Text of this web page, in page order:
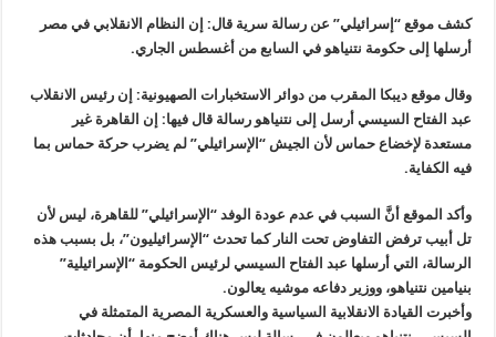
كشف موقع “إسرائيلي” عن رسالة سرية قال: إن النظام الانقلابي في مصر
أرسلها إلى حكومة نتنياهو في السابع من أغسطس الجاري.
وقال موقع ديبكا المقرب من دوائر الاستخبارات الصهيونية: إن رئيس الانقلاب
عبد الفتاح السيسي أرسل إلى نتنياهو رسالة قال فيها: إن القاهرة غير
مستعدة لإخضاع حماس لأن الجيش “الإسرائيلي” لم يضرب حركة حماس بما
فيه الكفاية.
وأكد الموقع أنَّ السبب في عدم عودة الوفد “الإسرائيلي” للقاهرة، ليس لأن
تل أبيب ترفض التفاوض تحت النار كما تحدث “الإسرائيليون”، بل بسبب هذه
الرسالة، التي أرسلها عبد الفتاح السيسي لرئيس الحكومة “الإسرائيلية”
بنيامين نتنياهو، ووزير دفاعه موشيه يعالون.
وأخبرت القيادة الانقلابية السياسية والعسكرية المصرية المتمثلة في